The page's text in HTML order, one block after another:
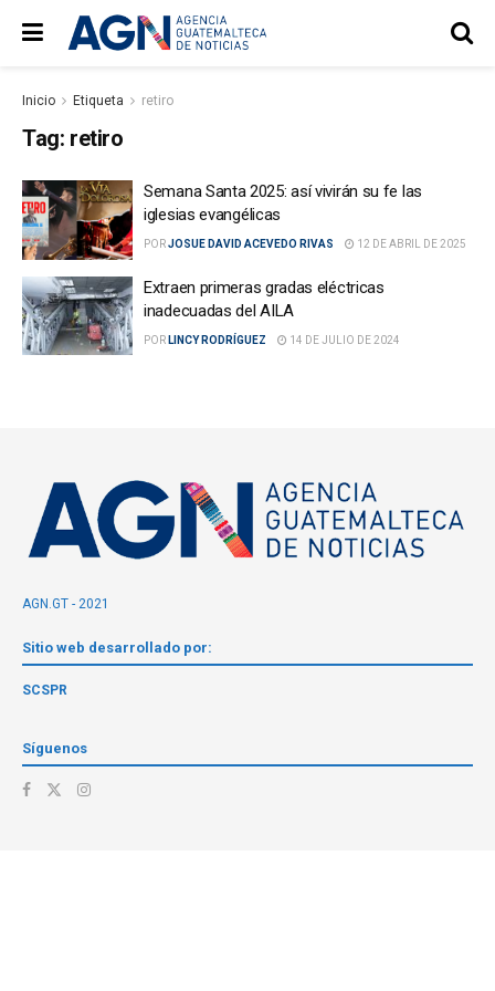
Inicio Etiqueta retiro
Tag: retiro
Semana Santa 2025: así vivirán su fe las
iglesias evangélicas
PORJOSUE DAVID ACEVEDO RIVAS 12 DE ABRIL DE 2025
Extraen primeras gradas eléctricas
inadecuadas del AILA
POR LINCY RODRÍGUEZ 14 DE JULIO DE 2024
AGN.GT - 2021
Sitio web desarrollado por:
SCSPR
Síguenos